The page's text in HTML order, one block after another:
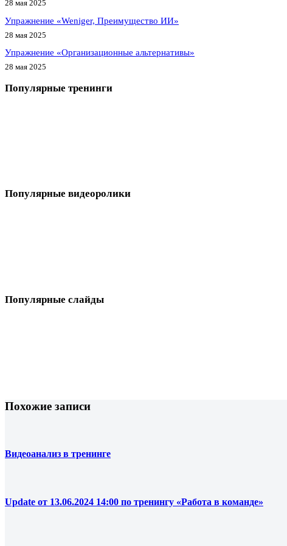
28 мая 2025
Упражнение «Weniger, Преимущество ИИ»
28 мая 2025
Упражнение «Организационные альтернативы»
28 мая 2025
Популярные тренинги
Популярные видеоролики
Популярные слайды
Похожие записи
Видеоанализ в тренинге
Update от 13.06.2024 14:00 по тренингу «Работа в команде»